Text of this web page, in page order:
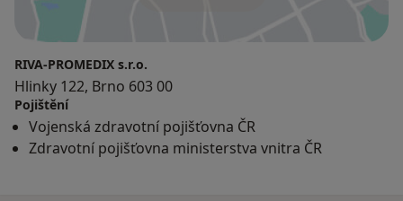
RIVA-PROMEDIX s.r.o.
Hlinky 122, Brno 603 00
Pojištění
Vojenská zdravotní pojišťovna ČR
Zdravotní pojišťovna ministerstva vnitra ČR